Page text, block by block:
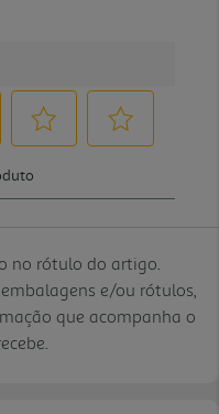
no rótulo do artigo.
e/ou rótulos,
que acompanha o